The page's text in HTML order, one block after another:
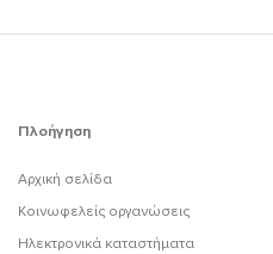
Πλοήγηση
Αρχική σελίδα
Κοινωφελείς οργανώσεις
Ηλεκτρονικά καταστήματα